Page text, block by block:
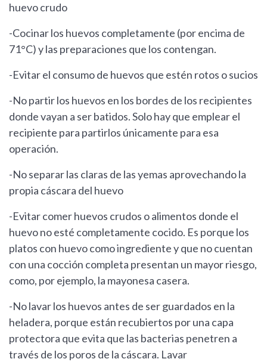
huevo crudo
-Cocinar los huevos completamente (por encima de
71°C) y las preparaciones que los contengan.
-Evitar el consumo de huevos que estén rotos o sucios
-No partir los huevos en los bordes de los recipientes
donde vayan a ser batidos. Solo hay que emplear el
recipiente para partirlos únicamente para esa
operación.
-No separar las claras de las yemas aprovechando la
propia cáscara del huevo
-Evitar comer huevos crudos o alimentos donde el
huevo no esté completamente cocido. Es porque los
platos con huevo como ingrediente y que no cuentan
con una cocción completa presentan un mayor riesgo,
como, por ejemplo, la mayonesa casera.
-No lavar los huevos antes de ser guardados en la
heladera, porque están recubiertos por una capa
protectora que evita que las bacterias penetren a
través de los poros de la cáscara. Lavar